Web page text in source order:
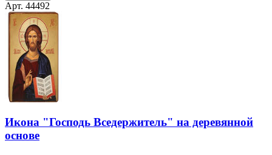
Арт. 44492
Икона "Господь Вседержитель" на деревянной
основе